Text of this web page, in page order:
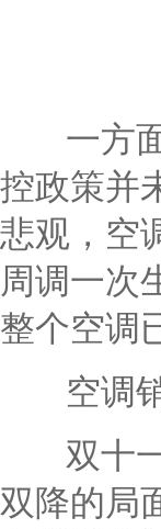
一方
控政策并
悲观，空
周调一次
整个空调
空调
双十
双降的局